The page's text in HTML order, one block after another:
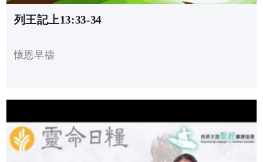
列王記上13:33-34
懷恩早禱